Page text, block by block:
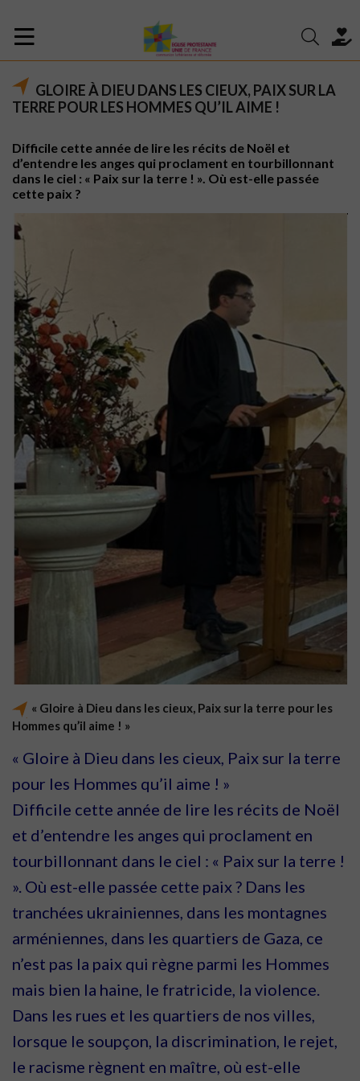
GLOIRE À DIEU DANS LES CIEUX, PAIX SUR LA
TERRE POUR LES HOMMES QU’IL AIME !
Difficile cette année de lire les récits de Noël et
d’entendre les anges qui proclament en tourbillonnant
dans le ciel : « Paix sur la terre ! ». Où est-elle passée
cette paix ?
« Gloire à Dieu dans les cieux, Paix sur la terre pour les
Hommes qu’il aime ! »
« Gloire à Dieu dans les cieux, Paix sur la terre
pour les Hommes qu’il aime ! »
Difficile cette année de lire les récits de Noël
et d’entendre les anges qui proclament en
tourbillonnant dans le ciel : « Paix sur la terre !
». Où est-elle passée cette paix ? Dans les
tranchées ukrainiennes, dans les montagnes
arméniennes, dans les quartiers de Gaza, ce
n’est pas la paix qui règne parmi les Hommes
mais bien la haine, le fratricide, la violence.
Dans les rues et les quartiers de nos villes,
lorsque le soupçon, la discrimination, le rejet,
le racisme règnent en maître, où est-elle